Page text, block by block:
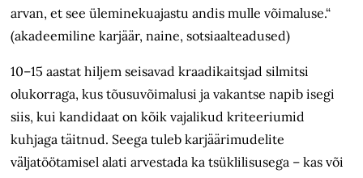
arvan, et see üleminekuajastu andis mulle võimaluse.“
(akadeemiline karjäär, naine, sotsiaalteadused)
10–15 aastat hiljem seisavad kraadikaitsjad silmitsi
olukorraga, kus tõusuvõimalusi ja vakantse napib isegi
siis, kui kandidaat on kõik vajalikud kriteeriumid
kuhjaga täitnud. Seega tuleb karjäärimudelite
väljatöötamisel alati arvestada ka tsüklilisusega – kas või